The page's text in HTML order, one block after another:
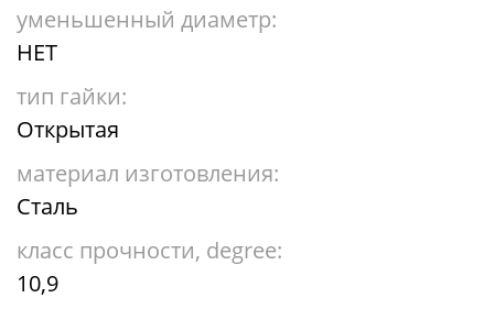
уменьшенный диаметр:
НЕТ
тип гайки:
Открытая
материал изготовления:
Сталь
класс прочности, degree:
10,9